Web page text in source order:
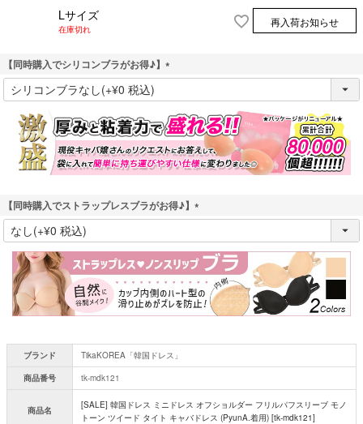
Lサイズ
在庫切れ
再入荷お知らせ
【同時購入でシリコンブラがお得♪】
(
)
【同時購入でストラップレスブラがお得♪】
(
須
)
ブランド
TikaKOREA「韓国ドレス」
商品番号
tk-mdk121
商品名
[SALE] 韓国ドレス ミニドレス オフショルダー フリルパフスリーブ モノ
トーン ツイード タイト キャバドレス (PyunA.着用) [tk-mdk121]